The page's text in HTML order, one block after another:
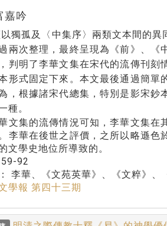
嘉吟
獨孤及〈中集序〉兩類文本間的
兩次整理，最終呈現為《前》、《
判明了李華文集在宋代的流傳刊刻
形式固定下來。本文最後通過簡單
，根據諸宋代總集，特別是影宋鈔
種。
文集的流傳情況可知，李華文集在
李華在後世之評價，之所以略遜色
文學史地位所導致的。
59-92
李華、《文苑英華》、《文粹》、
學報 第四十三期